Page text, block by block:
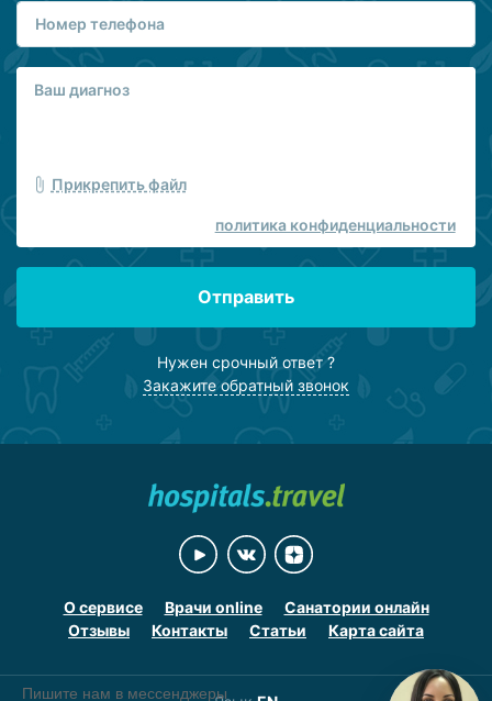
Прикрепить файл
политика конфиденциальности
Отправить
Нужен срочный ответ ?
Закажите обратный звонок
О сервисе Врачи online
Санатории онлайн
Отзывы
Контакты Статьи Карта сайта
Пишите нам в мессенджеры